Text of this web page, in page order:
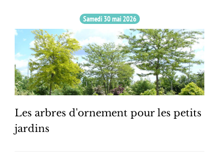
Samedi 30 mai 2026
Les arbres d'ornement pour les petits
jardins